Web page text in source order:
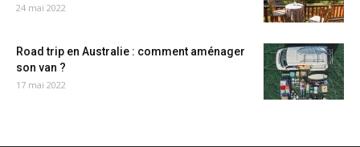
24 mai 2022
Road trip en Australie : comment aménager
son van ?
17 mai 2022